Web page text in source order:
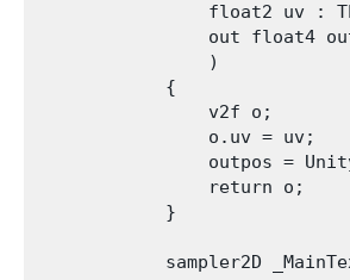
float2 uv :
out float4
                )
            {
                v2f o;
                o.uv = uv;
outpos =
                return o;
            }
sampler2D